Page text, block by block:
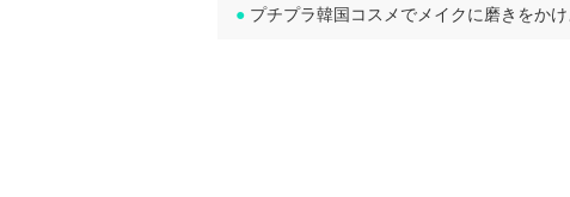
● プチプラ韓国コスメでメイクに磨きをか